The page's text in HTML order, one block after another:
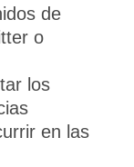
de
o
los
en las